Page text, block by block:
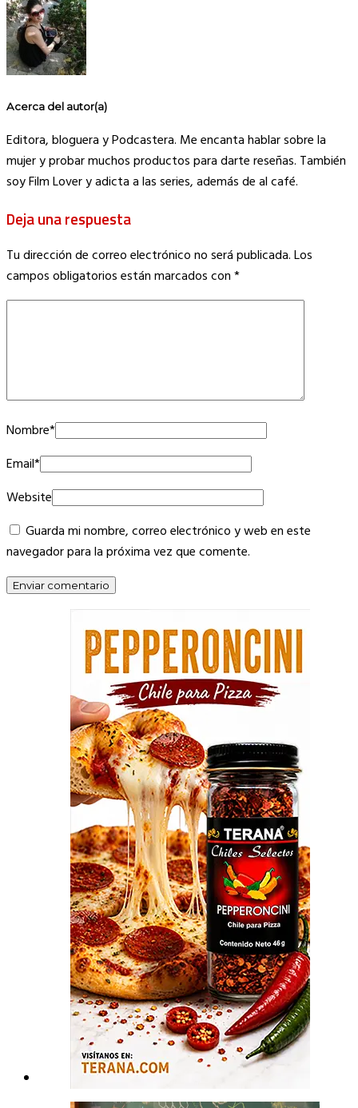
Acerca del autor(a)
Editora, bloguera y Podcastera. Me encanta hablar sobre la
mujer y probar muchos productos para darte reseñas. También
soy Film Lover y adicta a las series, además de al café.
Deja una respuesta
Tu dirección de correo electrónico no será publicada.Los
campos obligatorios están marcados con*
Nombre*
Email*
Website
Guarda mi nombre, correo electrónico y web en este
navegador para la próxima vez que comente.